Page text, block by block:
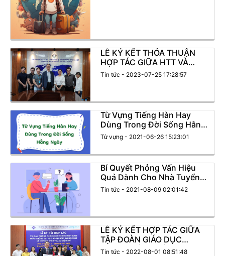
LỄ KÝ KẾT THỎA THUẬN
HỢP TÁC GIỮA HTT VÀ
CÔNG TY TNHH VISANG
Tin tức - 2023-07-25 17:28:57
Từ Vựng Tiếng Hàn Hay
Dùng Trong Đời Sống Hằng
Ngày
Từ vựng - 2021-06-26 15:23:01
Bí Quyết Phỏng Vấn Hiệu
Quả Dành Cho Nhà Tuyển
Dụng
Tin tức - 2021-08-09 02:01:42
LỄ KÝ KẾT HỢP TÁC GIỮA
TẬP ĐOÀN GIÁO DỤC
VISANG VÀ TRƯỜNG ĐẠI
Tin tức - 2022-08-01 08:51:48